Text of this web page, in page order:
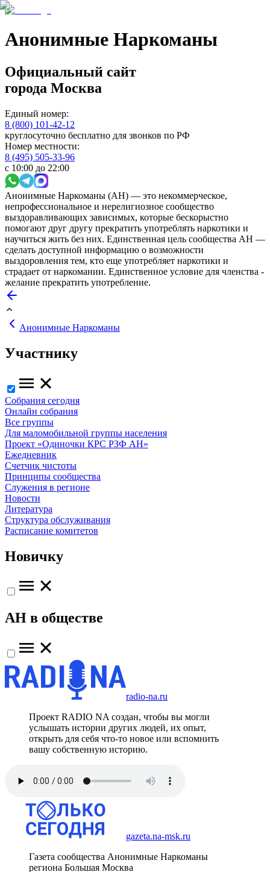
Анонимные Наркоманы
Официальный сайт
города Москва
Единый номер:
8 (800) 101-42-12
круглосуточно бесплатно для звонков по РФ
Номер местности:
8 (495) 505-33-96
с 10:00 до 22:00
Анонимные Наркоманы (АН) — это некоммерческое,
непрофессиональное и нерелигиозное сообщество
выздоравливающих зависимых, которые бескорыстно
помогают друг другу прекратить употреблять наркотики и
научиться жить без них. Единственная цель сообщества АН —
сделать доступной информацию о возможности
выздоровления тем, кто еще употребляет наркотики и
страдает от наркомании. Единственное условие для членства -
желание прекратить употребление.
Анонимные Наркоманы
Участнику
Собрания сегодня
Онлайн собрания
Все группы
Для маломобильной группы населения
Проект «Одиночки КРС РЗФ АН»
Ежедневник
Счетчик чистоты
Принципы сообщества
Служения в регионе
Новости
Литература
Структура обслуживания
Расписание комитетов
Новичку
АН в обществе
radio-na.ru
Проект RADIO NA создан, чтобы вы могли
услышать истории других людей, их опыт,
открыть для себя что-то новое или вспомнить
вашу собственную историю.
gazeta.na-msk.ru
Газета сообщества Анонимные Наркоманы
региона Большая Москва